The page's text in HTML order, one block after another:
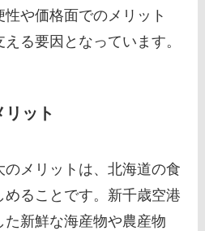
や価格面でのメリット
る要因となっています。
ット
メリットは、北海道の食
ることです。新千歳空港
新鮮な海産物や農産物